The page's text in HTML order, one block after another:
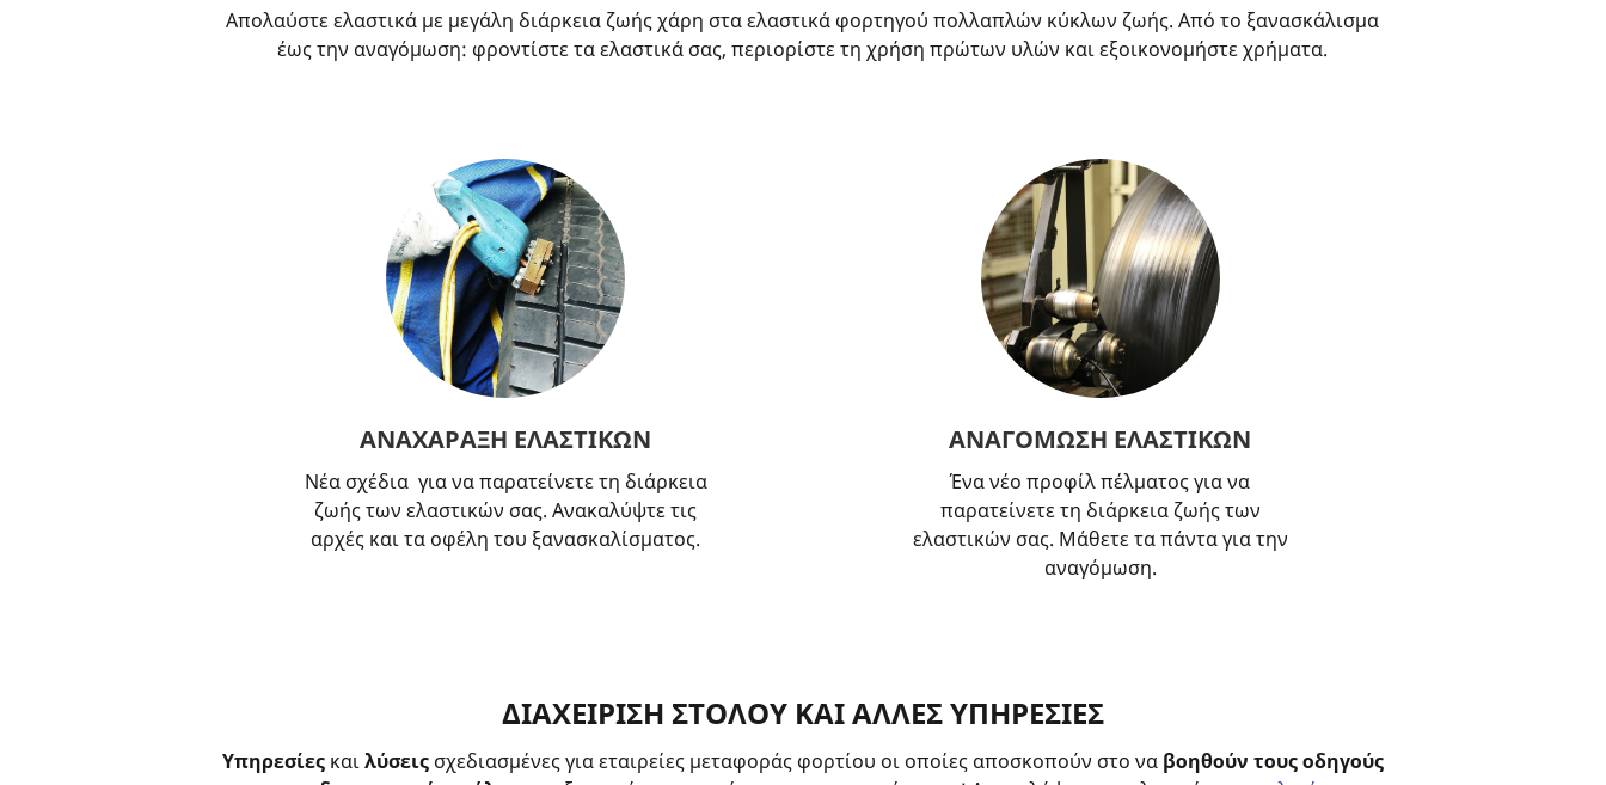
Απολαύστε ελαστικά με μεγάλη διάρκεια ζωής χάρη στα ελαστικά φορτηγού πολλαπλών κύκλων ζωής. Από το ξανασκάλισμα
έως την αναγόμωση: φροντίστε τα ελαστικά σας, περιορίστε τη χρήση πρώτων υλών και εξοικονομήστε χρήματα.
ΑΝΑΧΑΡΑΞΗ ΕΛΑΣΤΙΚΩΝ
Νέα σχέδια για να παρατείνετε τη διάρκεια
ζωής των ελαστικών σας. Ανακαλύψτε τις
αρχές και τα οφέλη του ξανασκαλίσματος.
ΑΝΑΓΟΜΩΣΗ ΕΛΑΣΤΙΚΩΝ
Ένα νέο προφίλ πέλματος για να
παρατείνετε τη διάρκεια ζωής των
ελαστικών σας. Μάθετε τα πάντα για την
αναγόμωση.
ΔΙΑΧΕΙΡΙΣΗ ΣΤΟΛΟΥ ΚΑΙ ΑΛΛΕΣ ΥΠΗΡΕΣΙΕΣ
Υπηρεσίεςκαιλύσειςσχεδιασμένες για εταιρείες μεταφοράς φορτίου οι οποίες αποσκοπούν στο να βοηθούν τους οδηγούς